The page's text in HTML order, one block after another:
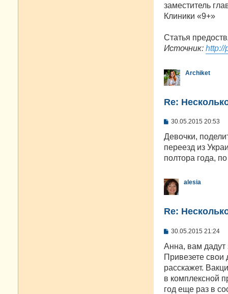
заместитель
Клиники «9+»
Статья
Источник: http://
Archiket
Re:
С
о
б
щ
е
е
30.05.2015 20:53
Девочки,
переезд из
полтора года,
alesia
Re:
С
о
щ
е
и
е
30.05.2015 21:24
Анна, вам дадут
Привезете свои
расскажет.
в комплексной
год еще раз в